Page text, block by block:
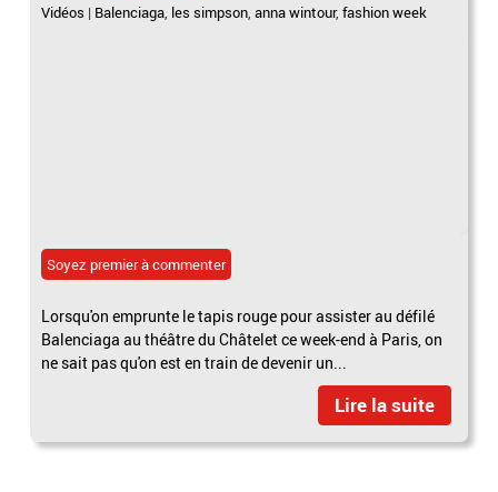
Vidéos | Balenciaga, les simpson,anna wintour,fashion week
Soyez premier à commenter
Lorsqu'on emprunte le tapis rouge pour assister au défilé
Balenciaga au théâtre du Châtelet ce week-end à Paris, on
ne sait pas qu'on est en train de devenir un...
Lire la suite